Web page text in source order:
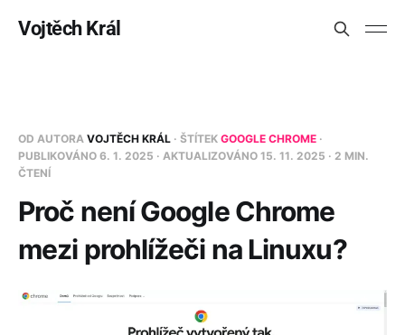
Vojtěch Král
OD AUTORA VOJTĚCH KRÁL · ŠTÍTEK GOOGLE CHROME ·
PUBLIKOVÁNO 6. 1. 2025 · AKTUALIZOVÁNO 15. 11. 2025 · 2 MIN.
ČTENÍ
Proč není Google Chrome
mezi prohlížeči na Linuxu?